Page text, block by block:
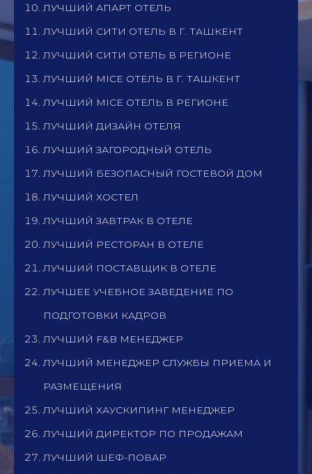
ЛУЧШИЙ АПАРТ ОТЕЛЬ
ЛУЧШИЙ СИТИ ОТЕЛЬ В Г. ТАШКЕНТ
ЛУЧШИЙ СИТИ ОТЕЛЬ В РЕГИОНЕ
ЛУЧШИЙ MICE ОТЕЛЬ В Г. ТАШКЕНТ
ЛУЧШИЙ MICE ОТЕЛЬ В РЕГИОНЕ
ЛУЧШИЙ ДИЗАЙН ОТЕЛЯ
ЛУЧШИЙ ЗАГОРОДНЫЙ ОТЕЛЬ
ЛУЧШИЙ БЕЗОПАСНЫЙ ГОСТЕВОЙ ДОМ
ЛУЧШИЙ ХОСТЕЛ
ЛУЧШИЙ ЗАВТРАК В ОТЕЛЕ
ЛУЧШИЙ РЕСТОРАН В ОТЕЛЕ
ЛУЧШИЙ ПОСТАВЩИК В ОТЕЛЕ
ЛУЧШЕЕ УЧЕБНОЕ ЗАВЕДЕНИЕ ПО
ПОДГОТОВКИ КАДРОВ
ЛУЧШИЙ F&B МЕНЕДЖЕР
ЛУЧШИЙ МЕНЕДЖЕР СЛУЖБЫ ПРИЕМА И
РАЗМЕЩЕНИЯ
ЛУЧШИЙ ХАУСКИПИНГ МЕНЕДЖЕР
ЛУЧШИЙ ДИРЕКТОР ПО ПРОДАЖАМ
ЛУЧШИЙ ШЕФ-ПОВАР